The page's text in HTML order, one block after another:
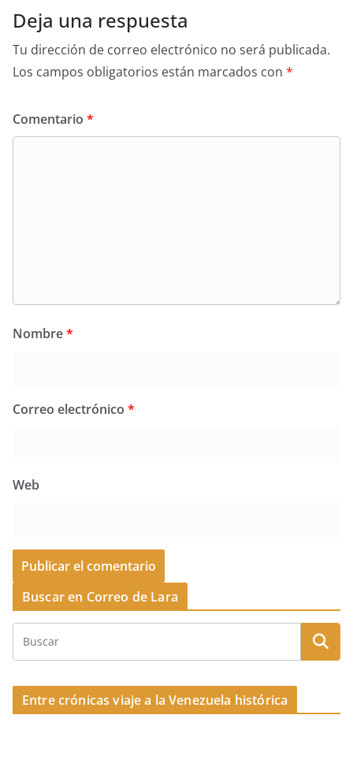
Deja una respuesta
Tu dirección de correo electrónico no será publicada.
Los campos obligatorios están marcados con *
Comentario *
Nombre*
Correo electrónico *
Web
Buscar en Correo de Lara
Entre crónicas viaje a la Venezuela histórica